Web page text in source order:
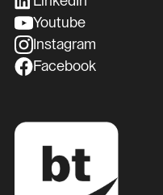
Youtube
Instagram
Facebook